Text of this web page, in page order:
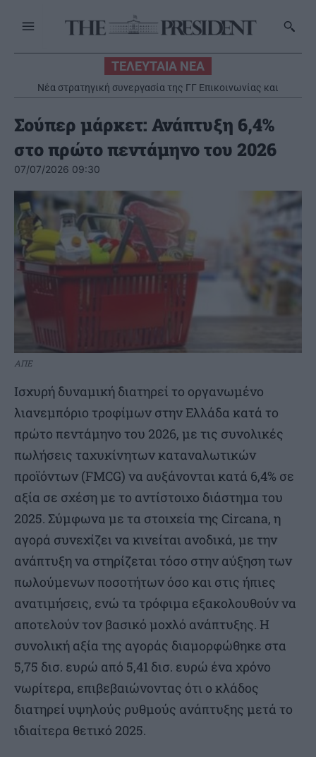
ΤΕΛΕΥΤΑΙΑ ΝΕΑ
Νέα στρατηγική συνεργασία της ΓΓ Επικοινωνίας και
Ενημέρωσης με το Εθνικό Ίδρυμα Ερευνών
Σούπερ μάρκετ: Ανάπτυξη 6,4%
στο πρώτο πεντάμηνο του 2026
07/07/2026 09:30
ΑΠΕ
Ισχυρή δυναμική διατηρεί το οργανωμένο
λιανεμπόριο τροφίμων στην Ελλάδα κατά το
πρώτο πεντάμηνο του 2026, με τις συνολικές
πωλήσεις ταχυκίνητων καταναλωτικών
προϊόντων (FMCG) να αυξάνονται κατά 6,4% σε
αξία σε σχέση με το αντίστοιχο διάστημα του
2025. Σύμφωνα με τα στοιχεία της Circana, η
αγορά συνεχίζει να κινείται ανοδικά, με την
ανάπτυξη να στηρίζεται τόσο στην αύξηση των
πωλούμενων ποσοτήτων όσο και στις ήπιες
ανατιμήσεις, ενώ τα τρόφιμα εξακολουθούν να
αποτελούν τον βασικό μοχλό ανάπτυξης. Η
συνολική αξία της αγοράς διαμορφώθηκε στα
5,75 δισ. ευρώ από 5,41 δισ. ευρώ ένα χρόνο
νωρίτερα, επιβεβαιώνοντας ότι ο κλάδος
διατηρεί υψηλούς ρυθμούς ανάπτυξης μετά το
ιδιαίτερα θετικό 2025.